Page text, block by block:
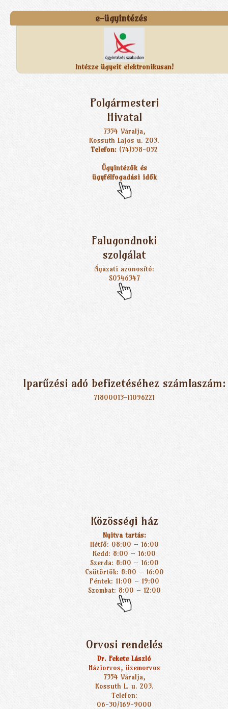
e-ügyintézés
Intézze ügyeit elektronikusan!
Polgármesteri
Hivatal
7354 Váralja,
Kossuth Lajos u. 203.
Telefon: (74)558-052
Ügyintézők és
ügyfélfogadási idők
Falugondnoki
szolgálat
Ágazati azonosító:
S0546347
Iparűzési adó befizetéséhez számlaszám:
71800013-11096221
Közösségi ház
Nyitva tartás:
Hétfő: 08:00 – 16:00
Kedd: 8:00 – 16:00
Szerda: 8:00 – 16:00
Csütörtök: 8:00 – 16:00
Péntek: 11:00 – 19:00
Szombat: 8:00 – 12:00
Orvosi rendelés
Dr. Fekete László
Háziorvos, üzemorvos
7354 Váralja,
Kossuth L. u. 203.
Telefon:
06-30/169-9000